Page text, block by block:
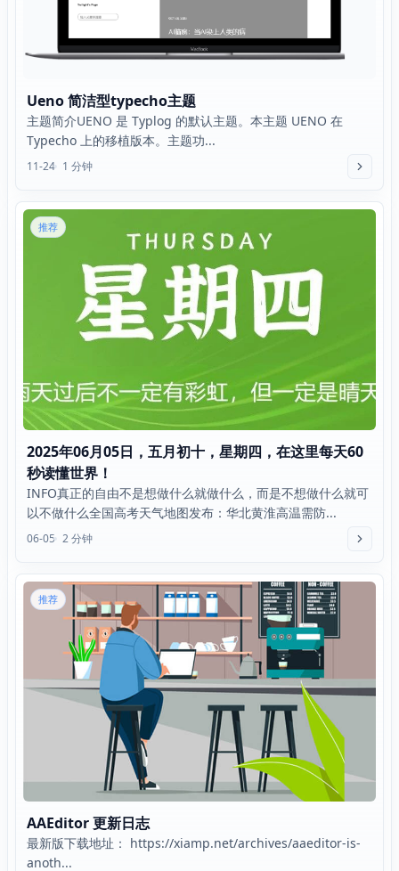
Ueno 简洁型typecho主题
主题简介UENO 是 Typlog 的默认主题。本主题 UENO 在
Typecho 上的移植版本。主题功...
11-24 1 分钟
推荐
2025年06月05日，五月初十，星期四，在这里每天60
秒读懂世界！
INFO真正的自由不是想做什么就做什么，而是不想做什么就可
以不做什么全国高考天气地图发布：华北黄淮高温需防...
06-05 2 分钟
推荐
AAEditor 更新日志
最新版下载地址： https://xiamp.net/archives/aaeditor-is-
anoth...